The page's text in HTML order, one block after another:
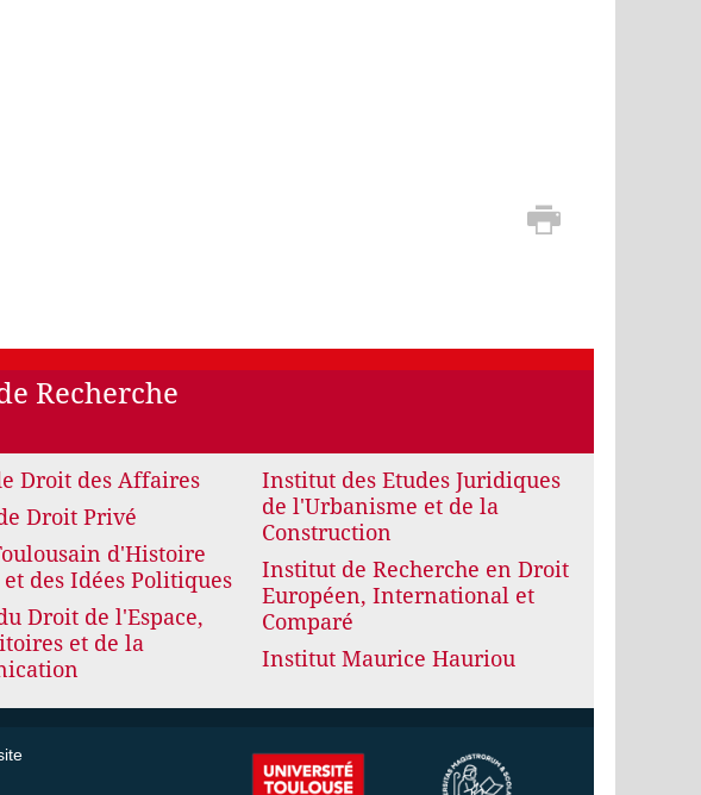
Recherche
Droit des Affaires
Droit Privé
d'Histoire
des Idées Politiques
Droit de l'Espace,
et de la
Institut des Etudes Juridiques
de l'Urbanisme et de la
Construction
Institut de Recherche en Droit
Européen, International et
Comparé
Institut Maurice Hauriou